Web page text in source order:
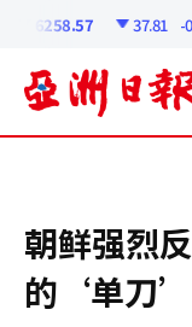
6258.57 37.81 -
朝鲜强烈
的‘单刀